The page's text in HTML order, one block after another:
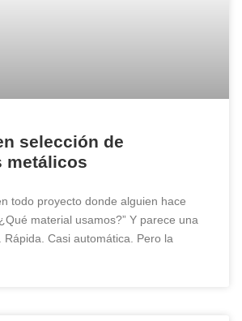
selección de
metálicos
todo proyecto donde alguien hace
material usamos?” Y parece una
Rápida. Casi automática. Pero la